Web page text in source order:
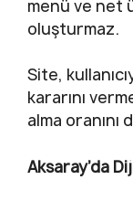
menü ve net
oluşturmaz.
Site,
kararını
alma
Aksaray’da